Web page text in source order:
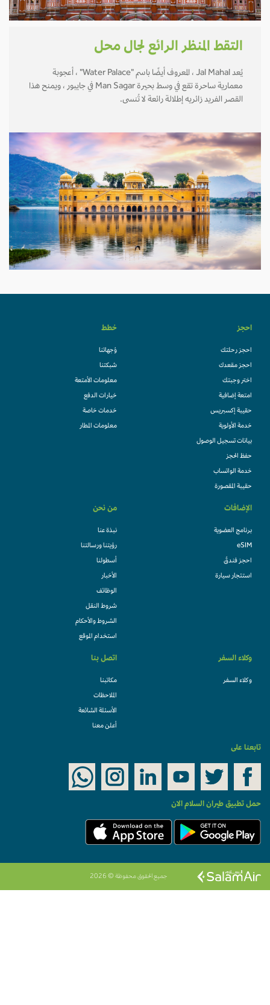
التقط المنظر الرائع لجال محل
يُعد Jal Mahal ، المعروف أيضًا باسم "Water Palace" ، أعجوبة
معمارية ساحرة تقع في وسط بحيرة Man Sagar في جايبور ، ويمنح هذا
القصر الفريد زائريه إطلالة رائعة لا تُنسى.
احجز
احجز رحلتك
احجز مقعدك
اختر وجبتك
امتعة إضافية
حقيبة إكسبريس
خدمة الأولوية
بيانات تسجيل الوصول
حفظ الحجز
خدمة الواتساب
حقيبة المقصورة
خطط
وُجهاتنا
شبكتنا
معلومات الأمتعة
خيارات الدفع
خدمات خاصة
معلومات المطار
الإضافات
برنامج العضوية
eSIM
احجز فندقً
استئجار سيارة
من نحن
نبذة عنا
رؤيتنا ورسالتنا
أسطولنا
الأخبار
الوظائف
شروط النقل
الشروط والأحكام
استخدام الموقع
وكلاء السفر
وكلاء السفر
اتصل بنا
مكاتبنا
الملاحظات
الأسئلة الشائعة
أعلن معنا
تابعنا على
حمل تطبيق طيران السلام الان
جميع الحقوق محفوظة © 2026